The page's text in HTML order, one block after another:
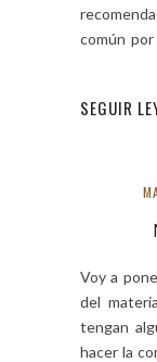
común por
SEGUIR
Voy a
del
tengan
hacer la